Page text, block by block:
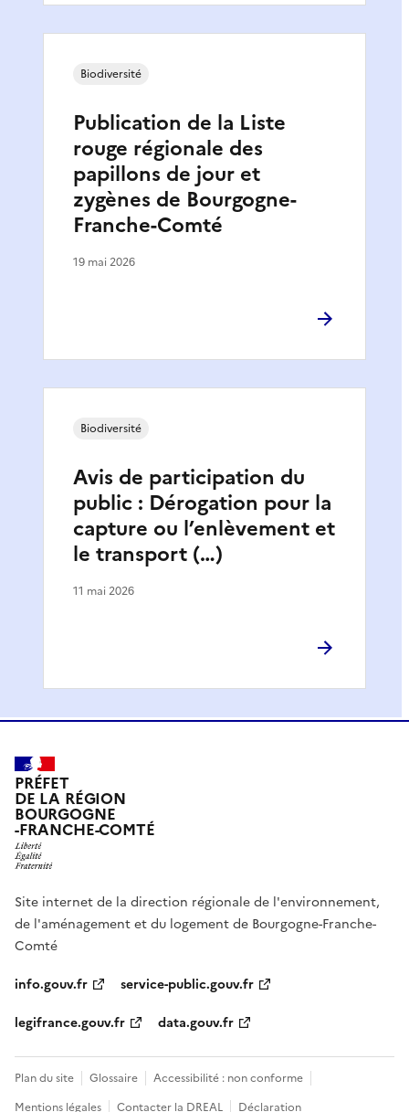
Publication de la Liste
rouge régionale des
papillons de jour et
zygènes de Bourgogne-
Franche-Comté
Biodiversité
19 mai 2026
Avis de participation du
public : Dérogation pour la
capture ou l’enlèvement et
le transport (…)
Biodiversité
11 mai 2026
PRÉFET
DE LA RÉGION
BOURGOGNE
-FRANCHE-COMTÉ
Site internet de la direction régionale de l'environnement,
de l'aménagement et du logement de Bourgogne-Franche-
Comté
info.gouv.fr
service-public.gouv.fr
legifrance.gouv.fr
data.gouv.fr
Plan du site Glossaire
Accessibilité : non conforme
Mentions légales
Contacter la DREAL Déclaration